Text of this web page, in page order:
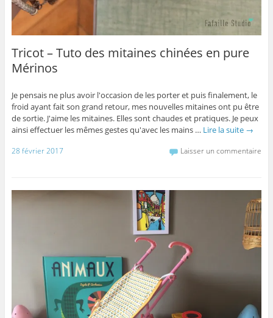
Tricot – Tuto des mitaines chinées en pure
Mérinos
Je pensais ne plus avoir l'occasion de les porter et puis finalement, le
froid ayant fait son grand retour, mes nouvelles mitaines ont pu être
de sortie. J'aime les mitaines. Elles sont chaudes et pratiques. Je peux
ainsi effectuer les mêmes gestes qu'avec les mains … Lire la suite →
28 février 2017 Laisser un commentaire